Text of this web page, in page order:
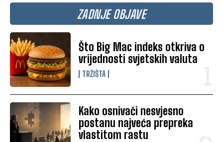
ZADNJE OBJAVE
Što Big Mac indeks otkriva o
vrijednosti svjetskih valuta
TRŽIŠTA
Kako osnivači nesvjesno
postanu najveća prepreka
vlastitom rastu